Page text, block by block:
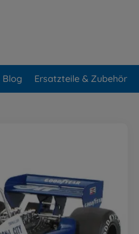
Blog Ersatzteile & Zubehör